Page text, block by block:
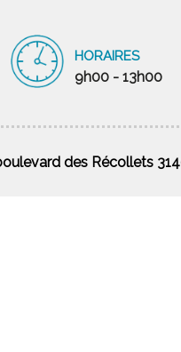
HORAIRES
9h00 - 13h00
des Récollets